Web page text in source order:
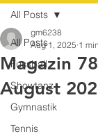
All Posts
Fussball
Showtanz
Gymnastik
Tennis
All Posts
Magazin
August
gm6238
Aug 1, 2025 1